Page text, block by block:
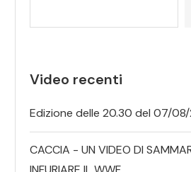
Video recenti
Edizione delle 20.30 del 07/
CACCIA - UN VIDEO DI